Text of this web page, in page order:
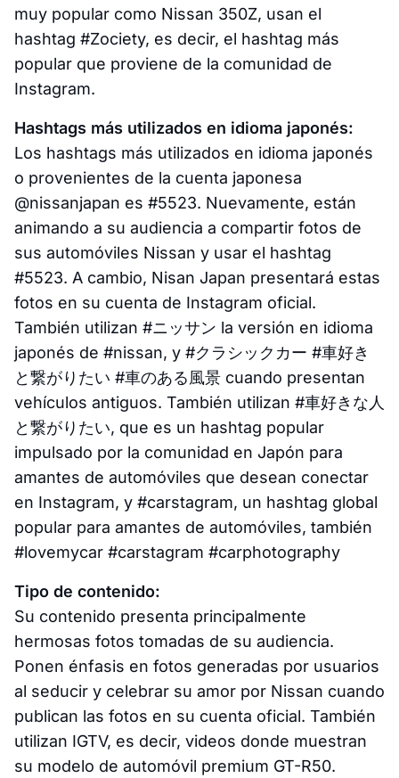
muy popular como Nissan 350Z, usan el
hashtag #Zociety, es decir, el hashtag más
popular que proviene de la comunidad de
Instagram.
Hashtags más utilizados en idioma japonés:
Los hashtags más utilizados en idioma japonés
o provenientes de la cuenta japonesa
@nissanjapan es #5523. Nuevamente, están
animando a su audiencia a compartir fotos de
sus automóviles Nissan y usar el hashtag
#5523. A cambio, Nisan Japan presentará estas
fotos en su cuenta de Instagram oficial.
También utilizan #ニッサン la versión en idioma
japonés de #nissan, y #クラシックカー #車好き
と繋がりたい #車のある風景 cuando presentan
vehículos antiguos. También utilizan #車好きな人
と繋がりたい, que es un hashtag popular
impulsado por la comunidad en Japón para
amantes de automóviles que desean conectar
en Instagram, y #carstagram, un hashtag global
popular para amantes de automóviles, también
#lovemycar #carstagram #carphotography
Tipo de contenido:
Su contenido presenta principalmente
hermosas fotos tomadas de su audiencia.
Ponen énfasis en fotos generadas por usuarios
al seducir y celebrar su amor por Nissan cuando
publican las fotos en su cuenta oficial. También
utilizan IGTV, es decir, videos donde muestran
su modelo de automóvil premium GT-R50.